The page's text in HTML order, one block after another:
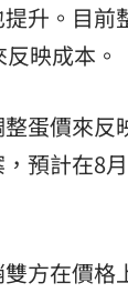
升。目前
映成本。
蛋價來反
預計在8
方在價格